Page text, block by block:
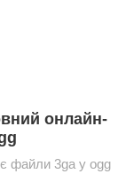
онлайн-
файли 3ga у ogg